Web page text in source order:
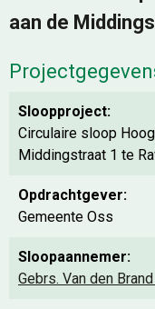
aan de
Sloopproject:
Circulaire sloop
Middingstraat 1 te
Opdrachtgever:
Gemeente Oss
Sloopaannemer:
Gebrs. Van den